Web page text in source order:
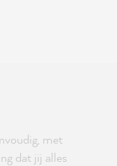
met
dat jij alles